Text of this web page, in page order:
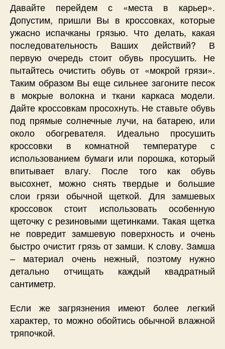
Давайте перейдем с «места в карьер».
Допустим, пришли Вы в кроссовках, которые
ужасно испачканы грязью. Что делать, какая
последовательность Ваших действий? В
первую очередь стоит обувь просушить. Не
пытайтесь очистить обувь от «мокрой грязи».
Таким образом Вы еще сильнее загоните песок
в мокрые волокна и ткани каркаса модели.
Дайте кроссовкам просохнуть. Не ставьте обувь
под прямые солнечные лучи, на батарею, или
около обогревателя. Идеально просушить
кроссовки в комнатной температуре с
использованием бумаги или порошка, который
впитывает влагу. После того как обувь
высохнет, можно снять твердые и большие
слои грязи обычной щеткой. Для замшевых
кроссовок стоит использовать особенную
щеточку с резиновыми щетинками. Такая щетка
не повредит замшевую поверхность и очень
быстро очистит грязь от замши. К слову. Замша
– материал очень нежный, поэтому нужно
детально отчищать каждый квадратный
сантиметр.
Если же загрязнения имеют более легкий
характер, то можно обойтись обычной влажной
тряпочкой.